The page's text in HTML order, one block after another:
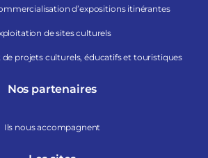
d’expositions itinérantes
de sites culturels
projets culturels, éducatifs et touristiques
Nos partenaires
Ils nous accompagnent